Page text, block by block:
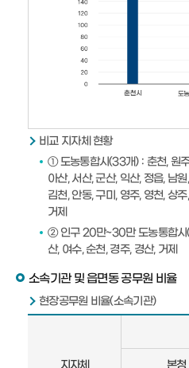
비교 지자체 현황
① 도농통합시(33개) : 춘천, 원
아산, 서산, 군산, 익산, 정읍, 남
김천, 안동, 구미, 영주, 영천, 상
거제
② 인구 20만~30만 도농통합시
산, 여수, 순천, 경주, 경산, 거제
소속기관 및 읍면동 공무원 비율
현장공무원 비율(소속기관)
공